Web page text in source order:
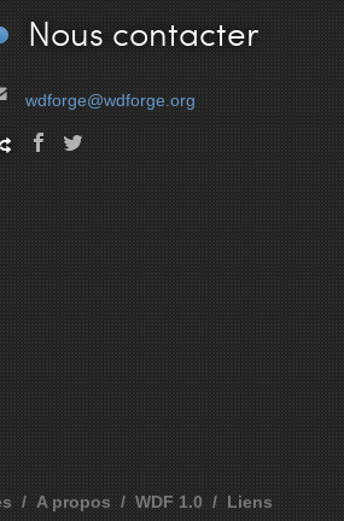
Nous contacter
wdforge@wdforge.org
A propos WDF 1.0 Liens